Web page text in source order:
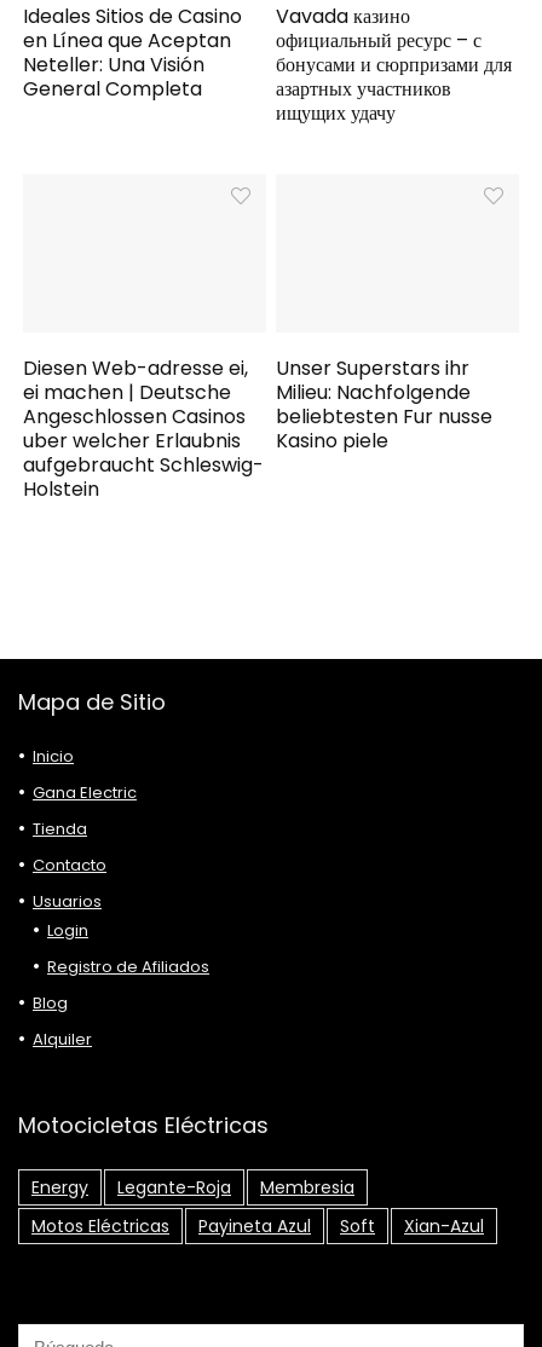
Ideales Sitios de Casino
en Línea que Aceptan
Neteller: Una Visión
General Completa
Vavada казино
официальный ресурс – с
бонусами и сюрпризами для
азартных участников
ищущих удачу
Diesen Web-adresse ei,
ei machen | Deutsche
Angeschlossen Casinos
uber welcher Erlaubnis
aufgebraucht Schleswig-
Holstein
Unser Superstars ihr
Milieu: Nachfolgende
beliebtesten Fur nusse
Kasino piele
Mapa de Sitio
Inicio
Gana Electric
Tienda
Contacto
Usuarios
Login
Registro de Afiliados
Blog
Alquiler
Motocicletas Eléctricas
Energy Legante-Roja
Membresia
Motos Eléctricas
Payineta Azul Soft Xian-Azul